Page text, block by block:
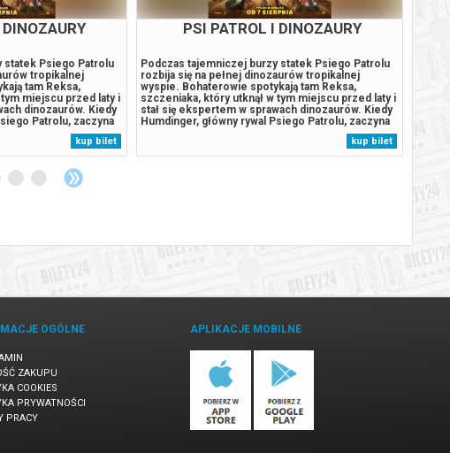
statek Psiego Patrolu
tropikalnej
tam Reksa,
miejscu przed laty i
dinozaurów. Kiedy
Patrolu, zaczyna
zasoby naturalne
ogromnego,
Patrol...
kup bilet
PSI PATROL I DINOZAURY
Podczas tajemniczej burzy statek Psiego Patrolu
rozbija się na pełnej dinozaurów tropikalnej
wyspie. Bohaterowie spotykają tam Reksa,
szczeniaka, który utknął w tym miejscu przed laty i
stał się ekspertem w sprawach dinozaurów. Kiedy
Humdinger, główny rywal Psiego Patrolu, zaczyna
lekkomyślnie eksploatować zasoby naturalne
wyspy, doprowadza do wybuchu ogromnego,
uśpionego od lat wulkanu. Psi Patrol...
kup bilet
OGÓLNE
ZAKUPU
COOKIES
PRYWATNOŚCI
PRACY
APLIKACJE MOBILNE